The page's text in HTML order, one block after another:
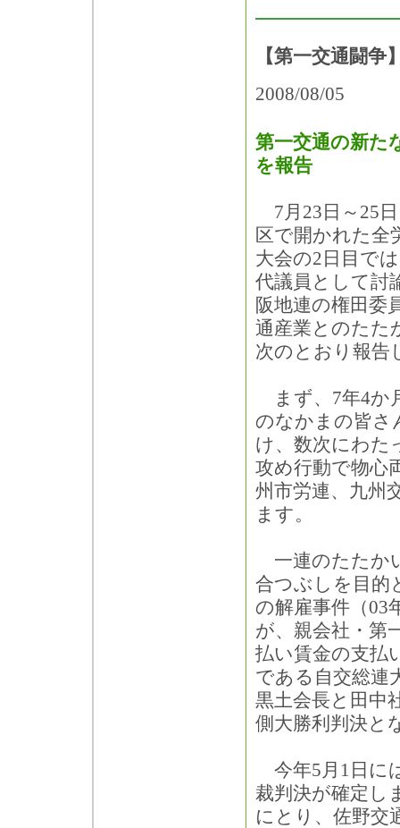
【第一交通闘
2008/08/05
第一交通の新た
を報告
7月23日～25
区で開かれた全
大会の2日目で
代議員として討
阪地連の権田委
通産業とのたた
次のとおり報告
まず、7年4か
のなかまの皆さ
け、数次にわた
攻め行動で物心
州市労連、九州
ます。
一連のたたか
合つぶしを目的
の解雇事件（03
が、親会社・第
払い賃金の支払
である自交総連
黒土会長と田中
側大勝利判決と
今年5月1日に
裁判決が確定し
にとり、佐野交